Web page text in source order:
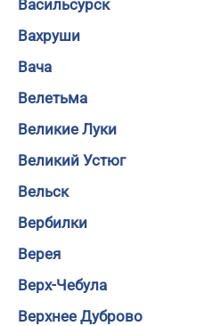
Васильсурск
Вахруши
Вача
Велетьма
Великие Луки
Великий Устюг
Вельск
Вербилки
Верея
Верх-Чебула
Верхнее Дуброво